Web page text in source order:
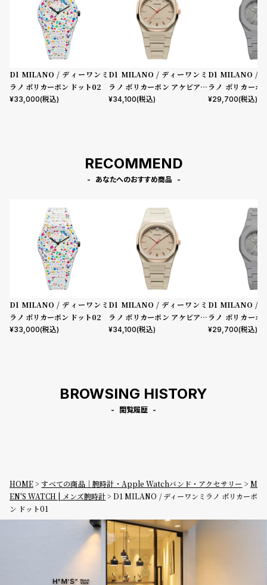
D1 MILANO / ディーワンミ
ラノ ポリカーボン ドット02
¥33,000(税込)
D1 MILANO / ディーワンミ
ラノ ポリカーボン アケビアメ
ッシュ
¥34,100(税込)
D1 MILANO /
ラノ ポリカーボ
パルス
¥29,700(税込)
RECOMMEND
あなたへのおすすめ商品
D1 MILANO / ディーワンミ
ラノ ポリカーボン ドット02
¥33,000(税込)
D1 MILANO / ディーワンミ
ラノ ポリカーボン アケビアメ
ッシュ
¥34,100(税込)
D1 MILANO /
ラノ ポリカーボ
パルス
¥29,700(税込)
BROWSING HISTORY
閲覧履歴
HOME すべての商品｜腕時計・Apple Watchバンド・アクセサリー
M
EN'S WATCH | メンズ腕時計
D1 MILANO / ディーワンミラノ ポリカーボ
ン ドット01